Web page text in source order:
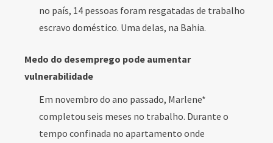
no país, 14 pessoas foram resgatadas de trabalho
escravo doméstico. Uma delas, na Bahia.
Medo do desemprego pode aumentar
vulnerabilidade
Em novembro do ano passado, Marlene*
completou seis meses no trabalho. Durante o
tempo confinada no apartamento onde